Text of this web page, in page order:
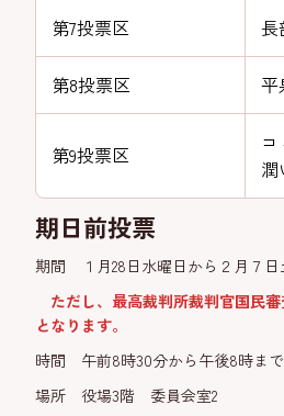
第7投票区 長
第8投票区 平
第9投票区
潤
期日前投票
期間 １月28日水曜日から２月７日
ただし、最高裁判所裁判官国民
となります。
時間 午前8時30分から午後8時まで
場所 役場3階 委員会室2